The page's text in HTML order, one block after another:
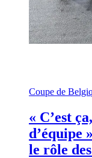
Coupe de
« C’est
d’équipe
le rôle